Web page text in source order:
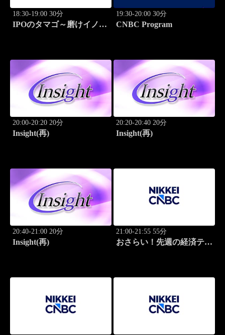
18:30-19:00 30分
IPOのタマゴ～磨けイノベ
19:30-20:00 30分
CNBC Program
20:00-20:20 20分
Insight(再)
20:20-20:40 20分
Insight(再)
20:40-21:00 20分
Insight(再)
21:00-21:55 55分
おさらい！先週の経済テー